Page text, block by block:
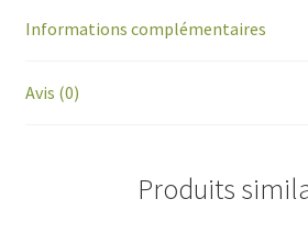
Informations complémentaires
Avis (0)
Produits